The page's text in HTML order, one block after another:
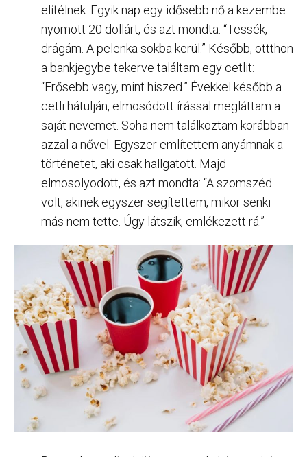
elítélnek. Egyik nap egy idősebb nő a kezembe
nyomott 20 dollárt, és azt mondta: “Tessék,
drágám. A pelenka sokba kerül.” Később, ottthon
a bankjegybe tekerve találtam egy cetlit:
“Erősebb vagy, mint hiszed.” Évekkel később a
cetli hátulján, elmosódott írással megláttam a
saját nevemet. Soha nem találkoztam korábban
azzal a nővel. Egyszer említettem anyámnak a
történetet, aki csak hallgatott. Majd
elmosolyodott, és azt mondta: “A szomszéd
volt, akinek egyszer segítettem, mikor senki
más nem tette. Úgy látszik, emlékezett rá.”